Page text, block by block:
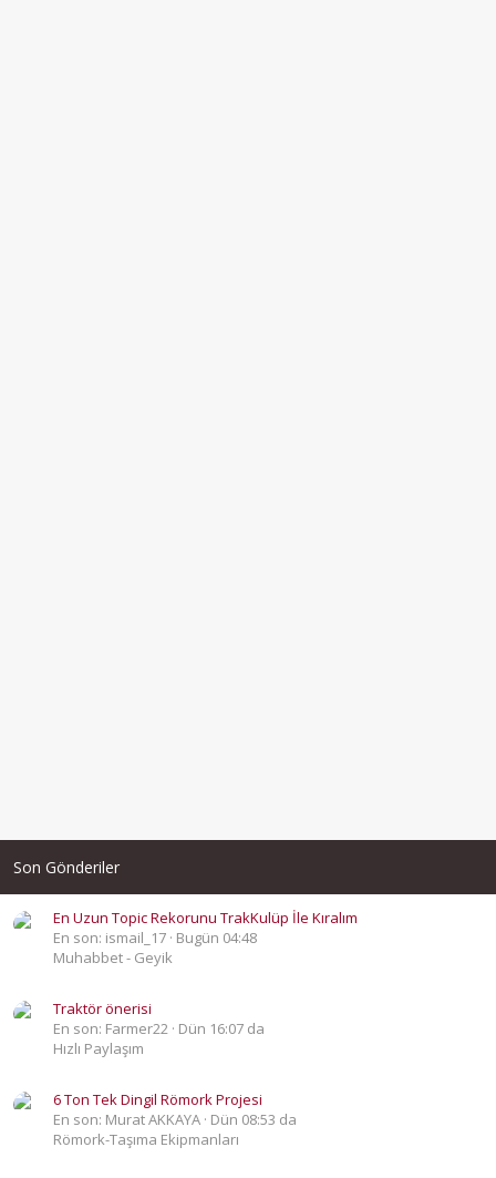
Son Gönderiler
En Uzun Topic Rekorunu TrakKulüp İle Kıralım
En son: ismail_17 Bugün 04:48
Muhabbet - Geyik
Traktör önerisi
En son: Farmer22 Dün 16:07 da
Hızlı Paylaşım
6 Ton Tek Dingil Römork Projesi
En son: Murat AKKAYA Dün 08:53 da
Römork-Taşıma Ekipmanları